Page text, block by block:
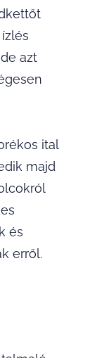
azt
ital
majd
és
erről.